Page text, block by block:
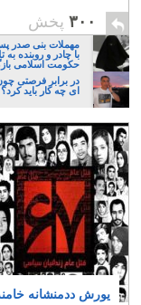
۳۰۰ پخش
با چادر و روبنده به
حکومت اسلامی
در برابر فرصتی
ای چه کار باید کرد؟
یورش ددمنشانه